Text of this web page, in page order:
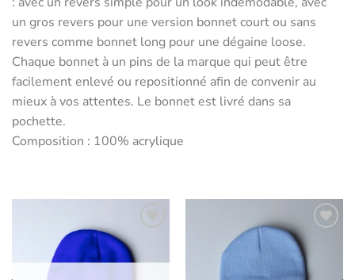
un gros revers pour une version bonnet court ou sans
revers comme bonnet long pour une dégaine loose.
Chaque bonnet à un pins de la marque qui peut être
facilement enlevé ou repositionné afin de convenir au
mieux à vos attentes. Le bonnet est livré dans sa
pochette.
Composition : 100% acrylique
Ajouter
Ajouter